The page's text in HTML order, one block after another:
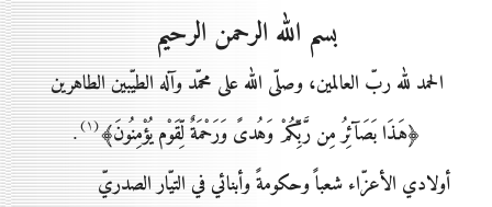
بسم الله الرحمن الرحيم
الحمد لله ربّ العالمين، وصلّى الله على محمّد وآله الطيّبين الطاهرين
﴿هَـذَا بَصَآئِرُ مِن رَّبِّكُمْ وَهُدىً وَرَحْمَةٌ لِّقَوْم يُؤْمِنُونَ﴾(۱) .
أولادي الأعزّاء شعباً وحكومةً وأبنائي في التيّار الصدريّ